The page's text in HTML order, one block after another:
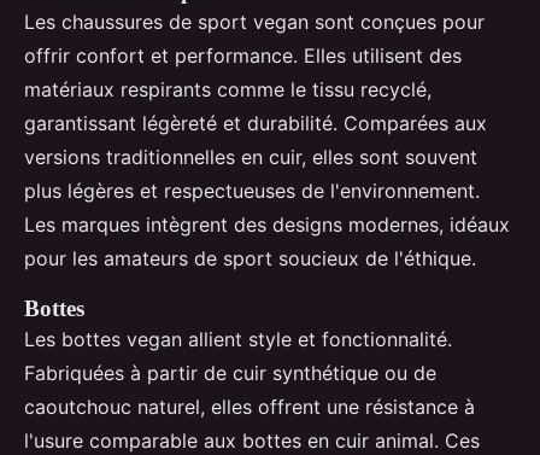
Les chaussures de sport vegan sont conçues pour
offrir confort et performance. Elles utilisent des
matériaux respirants comme le tissu recyclé,
garantissant légèreté et durabilité. Comparées aux
versions traditionnelles en cuir, elles sont souvent
plus légères et respectueuses de l'environnement.
Les marques intègrent des designs modernes, idéaux
pour les amateurs de sport soucieux de l'éthique.
Bottes
Les bottes vegan allient style et fonctionnalité.
Fabriquées à partir de cuir synthétique ou de
caoutchouc naturel, elles offrent une résistance à
l'usure comparable aux bottes en cuir animal. Ces